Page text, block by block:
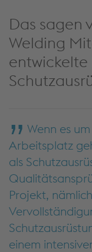
Das sagen
Welding
entwickelte
Wenn es
Arbeitsplatz
als
Projekt,
einem